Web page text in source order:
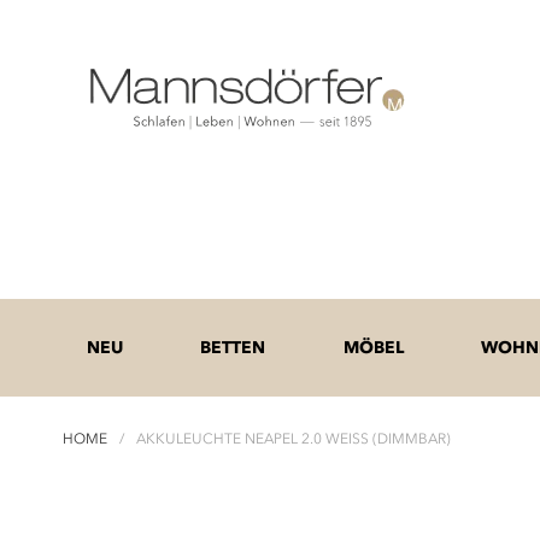
NEU BETTEN MÖBEL
HOME AKKULEUCHTE NEAPEL 2.0 WEISS (DIMMBAR)